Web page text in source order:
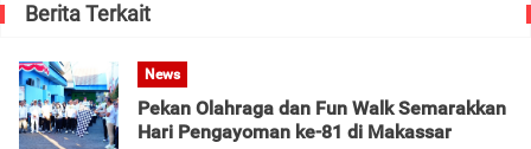
Berita Terkait
News
Pekan Olahraga dan Fun Walk Semarakkan
Hari Pengayoman ke-81 di Makassar